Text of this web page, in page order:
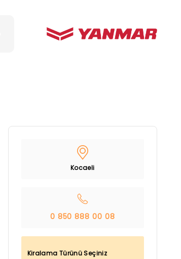
Kocaeli
0 850 888 00 08
Kiralama Türünü Seçiniz